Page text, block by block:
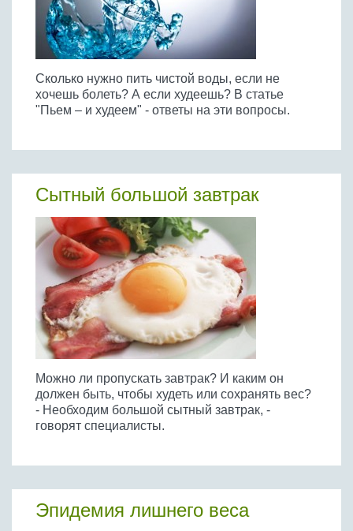
Сколько нужно пить чистой воды, если не
хочешь болеть? А если худеешь? В статье
"Пьем – и худеем" - ответы на эти вопросы.
Сытный большой завтрак
Можно ли пропускать завтрак? И каким он
должен быть, чтобы худеть или сохранять вес?
- Необходим большой сытный завтрак, -
говорят специалисты.
Эпидемия лишнего веса